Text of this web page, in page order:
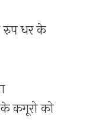
रुप धर के
के कगूरो को